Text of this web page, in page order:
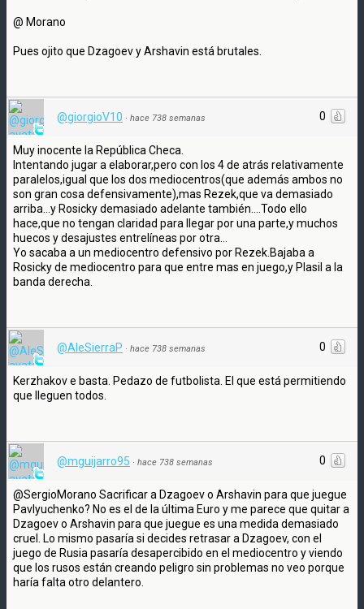
@ Morano
Pues ojito que Dzagoev y Arshavin está brutales.
0
@giorgioV10 · hace 738 semanas
Muy inocente la República Checa.
Intentando jugar a elaborar,pero con los 4 de atrás relativamente
paralelos,igual que los dos mediocentros(que además ambos no
son gran cosa defensivamente),mas Rezek,que va demasiado
arriba...y Rosicky demasiado adelante también....Todo ello
hace,que no tengan claridad para llegar por una parte,y muchos
huecos y desajustes entrelíneas por otra...
Yo sacaba a un mediocentro defensivo por Rezek.Bajaba a
Rosicky de mediocentro para que entre mas en juego,y Plasil a la
banda derecha.
0
@AleSierraP · hace 738 semanas
Kerzhakov e basta. Pedazo de futbolista. El que está permitiendo
que lleguen todos.
0
@mguijarro95 · hace 738 semanas
@SergioMorano Sacrificar a Dzagoev o Arshavin para que juegue
Pavlyuchenko? No es el de la última Euro y me parece que quitar a
Dzagoev o Arshavin para que juegue es una medida demasiado
cruel. Lo mismo pasaría si decides retrasar a Dzagoev, con el
juego de Rusia pasaría desapercibido en el mediocentro y viendo
que los rusos están creando peligro sin problemas no veo porque
haría falta otro delantero.